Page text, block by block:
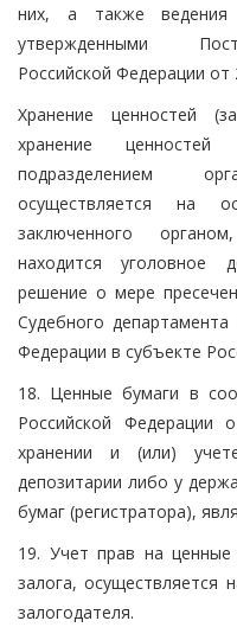
них, а также ведения
утвержденными
Российской Федерации от
Хранение ценностей
хранение ценностей
подразделением
осуществляется на
заключенного
находится уголовное
решение о мере
Судебного
Федерации в субъекте
18. Ценные бумаги в
Российской Федерации
хранении и (или)
депозитарии либо у
бумаг (регистратора),
19. Учет прав на
залога, осуществляется
залогодателя.